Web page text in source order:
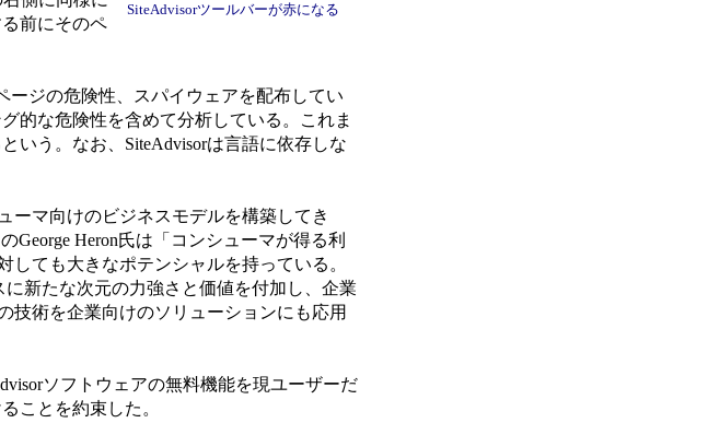
SiteAdvisorツールバーが赤になる
前にそのペ
ージの危険性、スパイウェアを配布してい
的な危険性を含めて分析している。これま
いう。なお、SiteAdvisorは言語に依存しな
ーマ向けのビジネスモデルを構築してき
George Heron氏は「コンシューマが得る利
しても大きなポテンシャルを持っている。
新たな次元の力強さと価値を付加し、企業
技術を企業向けのソリューションにも応用
ソフトウェアの無料機能を現ユーザーだ
ことを約束した。